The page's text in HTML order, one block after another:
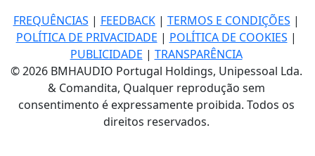
FREQUÊNCIAS | FEEDBACK| TERMOS E CONDIÇÕES |
POLÍTICA DE PRIVACIDADE | POLÍTICA DE COOKIES |
PUBLICIDADE | TRANSPARÊNCIA
© 2026 BMHAUDIO Portugal Holdings, Unipessoal Lda.
& Comandita, Qualquer reprodução sem
consentimento é expressamente proibida. Todos os
direitos reservados.